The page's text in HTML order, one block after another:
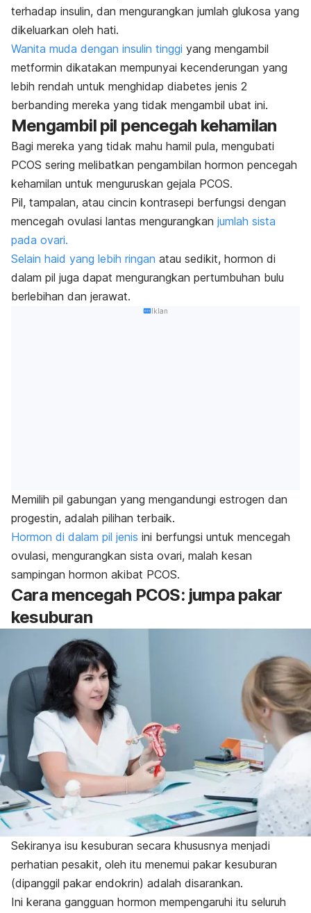
terhadap insulin, dan mengurangkan jumlah glukosa yang
dikeluarkan oleh hati.
Wanita muda dengan insulin tinggi yang mengambil
metformin dikatakan mempunyai kecenderungan yang
lebih rendah untuk menghidap diabetes jenis 2
berbanding mereka yang tidak mengambil ubat ini.
Mengambil pil pencegah kehamilan
Bagi mereka yang tidak mahu hamil pula, mengubati
PCOS sering melibatkan pengambilan hormon pencegah
kehamilan untuk menguruskan gejala PCOS.
Pil, tampalan, atau cincin kontrasepi berfungsi dengan
mencegah ovulasi lantas mengurangkan jumlah sista
pada ovari.
Selain haid yang lebih ringan atau sedikit, hormon di
dalam pil juga dapat mengurangkan pertumbuhan bulu
berlebihan dan jerawat.
Iklan
Memilih pil gabungan yang mengandungi estrogen dan
progestin, adalah pilihan terbaik.
Hormon di dalam pil jenis ini berfungsi untuk mencegah
ovulasi, mengurangkan sista ovari, malah kesan
sampingan hormon akibat PCOS.
Cara mencegah PCOS: jumpa pakar
kesuburan
Sekiranya isu kesuburan secara khususnya menjadi
perhatian pesakit, oleh itu menemui pakar kesuburan
(dipanggil pakar endokrin) adalah disarankan.
Ini kerana gangguan hormon mempengaruhi itu seluruh